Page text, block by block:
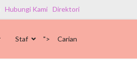
Hubungi Kami Direktori
Staf "> Carian